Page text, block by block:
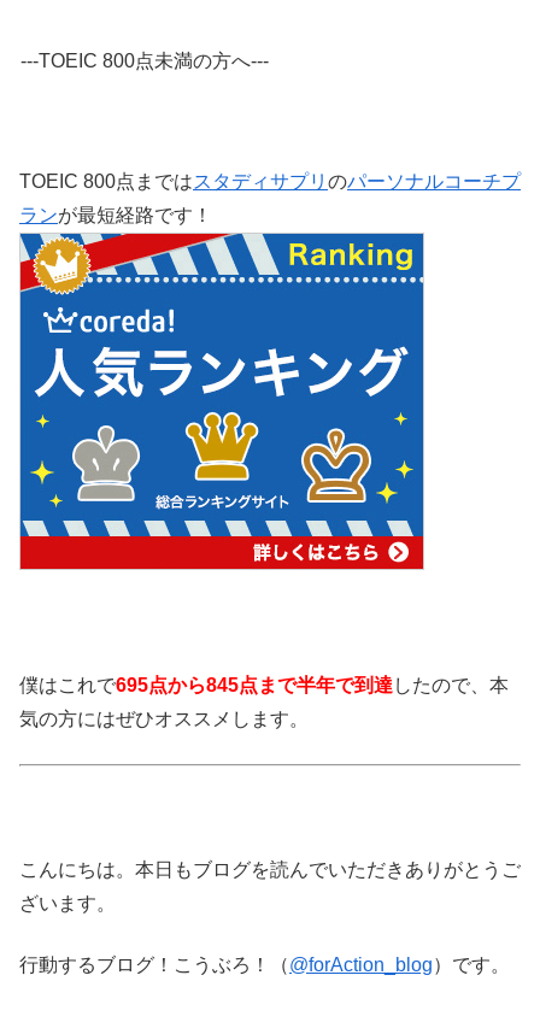
---TOEIC 800点未満の方へ---
TOEIC 800点まではスタディサプリ のパーソナルコーチプ
ランが最短経路です！
僕はこれで695点から845点まで半年で到達 したので、本
気の方にはぜひオススメします。
こんにちは。本日もブログを読んでいただきありがとうご
ざいます。
行動するブログ！こうぶろ！（@forAction_blog）です。